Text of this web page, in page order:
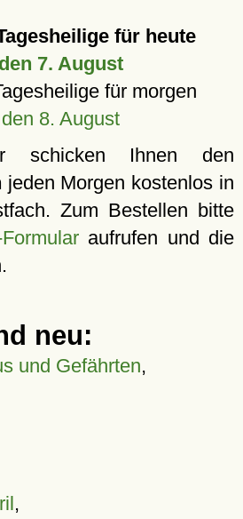
für heute
7. August
für morgen
8. August
schicken Ihnen den
jeden Morgen kostenlos in
Zum Bestellen bitte
aufrufen und die
neu:
und Gefährten,
,